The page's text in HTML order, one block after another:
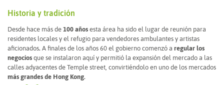
Historia y tradición
Desde hace más de 100 años esta área ha sido el lugar de reunión para
residentes locales y el refugio para vendedores ambulantes y artistas
aficionados. A finales de los años 60 el gobierno comenzó a regular los
negocios que se instalaron aquí y permitió la expansión del mercado a las
calles adyacentes de Temple street, convirtiéndolo en uno de los mercados
más grandes de Hong Kong.